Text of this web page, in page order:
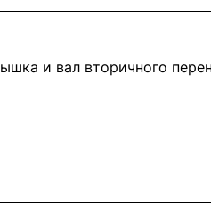
и вал вторичного